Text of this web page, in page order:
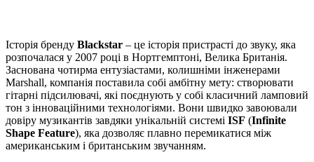
Історія бренду Blackstar – це історія пристрасті до звуку, яка
розпочалася у 2007 році в Нортгемптоні, Велика Британія.
Заснована чотирма ентузіастами, колишніми інженерами
Marshall, компанія поставила собі амбітну мету: створювати
гітарні підсилювачі, які поєднують у собі класичний ламповий
тон з інноваційними технологіями. Вони швидко завоювали
довіру музикантів завдяки унікальній системі ISF (Infinite
Shape Feature), яка дозволяє плавно перемикатися між
американським і британським звучанням.